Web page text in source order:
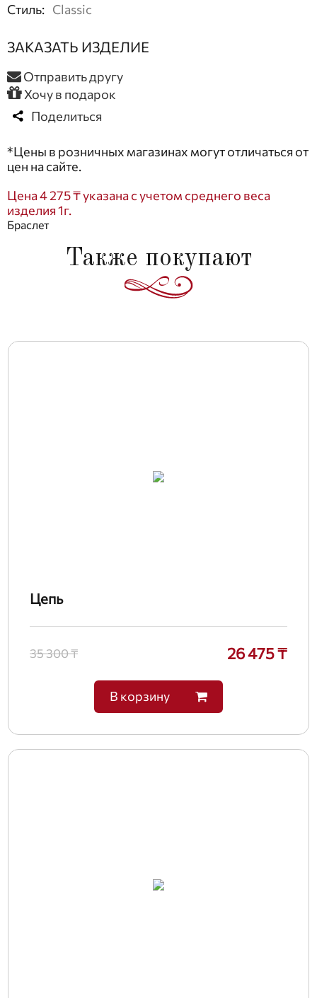
Стиль: Classic
ЗАКАЗАТЬ ИЗДЕЛИЕ
Отправить другу
Хочу в подарок
Поделиться
*Цены в розничных магазинах могут отличаться от
цен на сайте.
Цена 4 275 ₸ указана с учетом среднего веса
изделия 1г.
Браслет
Также покупают
Цепь
35 300 ₸ 26 475 ₸
В корзину